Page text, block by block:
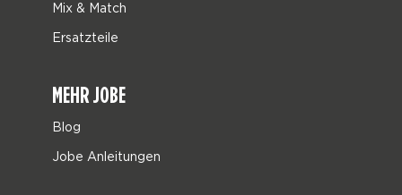
Mix & Match
Ersatzteile
MEHR JOBE
Blog
Jobe Anleitungen